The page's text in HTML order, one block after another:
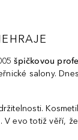
špičkovou
salony.
evo totiž věří,